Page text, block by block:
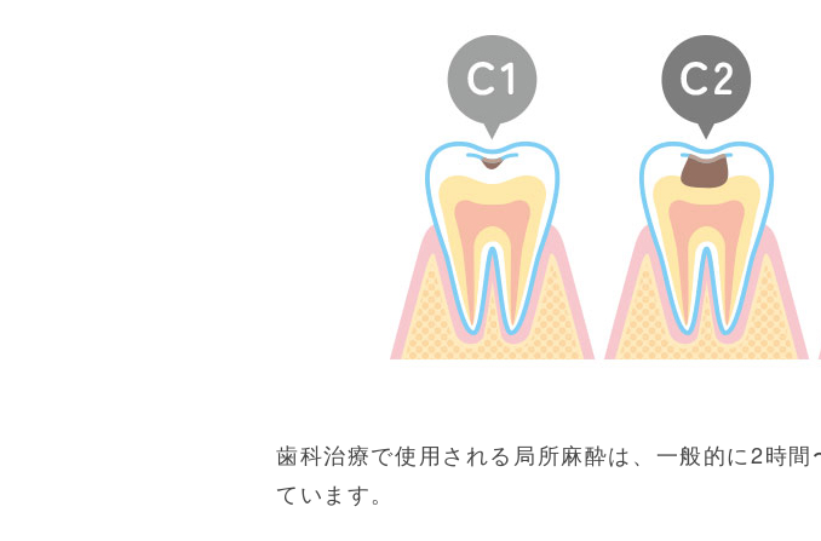
歯科治療で使用される局所麻酔は、一般的に2時
ています。